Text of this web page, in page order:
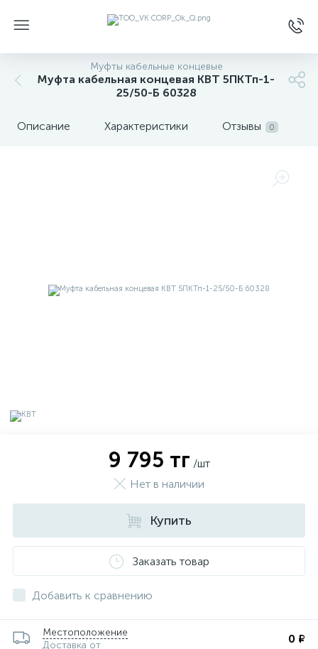
Муфты кабельные концевые
Муфта кабельная концевая КВТ 5ПКТп-1-
25/50-Б 60328
Описание Характеристики Отзывы 0
9 795 тг /шт
Нет в наличии
Купить
Заказать товар
Добавить к сравнению
Местоположение
Доставка от
0 ₽